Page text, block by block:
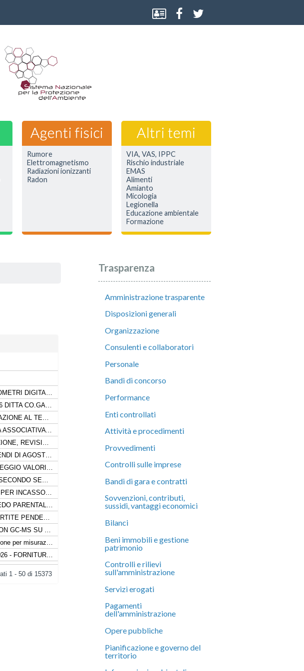
Rumore
Elettromagnetismo
Radiazioni ionizzanti
Radon
VIA, VAS, IPPC
Rischio industriale
EMAS
Alimenti
Amianto
Micologia
Legionella
Educazione ambientale
Formazione
Trasparenza
Amministrazione trasparente
Disposizioni generali
Organizzazione
Consulenti e collaboratori
Personale
Bandi di concorso
Performance
Enti controllati
Attività e procedimenti
Provvedimenti
Controlli sulle imprese
Bandi di gara e contratti
Sovvenzioni, contributi,
sussidi, vantaggi economici
Bilanci
Beni immobili e gestione
patrimonio
Controlli e rilievi
sull'amministrazione
Servizi erogati
Pagamenti
dell'amministrazione
Opere pubbliche
Pianificazione e governo del
territorio